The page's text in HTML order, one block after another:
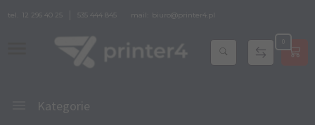
tel. 12 296 40 25 535 444 845 mail: biuro@printer4.pl
Kategorie